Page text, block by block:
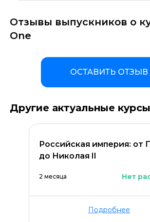
Отзывы выпускников о
One
ОСТАВИТЬ ОТЗЫВ
Другие актуальные курсы
Российская империя: от
до Николая II
2 месяца Нет
Подробнее